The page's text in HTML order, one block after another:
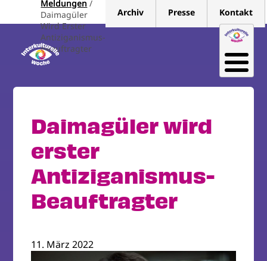
Meldungen
Daimagüler
Wird Erster
Antiziganismus-
Beauftragter
Archiv Presse Kontakt
Daimagüler wird
erster
Antiziganismus-
Beauftragter
11. März 2022